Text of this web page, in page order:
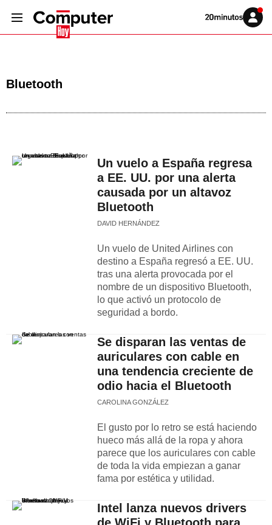
Volver
Iniciar
sesión
Bluetooth
Un vuelo a España regresa
a EE. UU. por una alerta
causada por un altavoz
Bluetooth
DAVID HERNÁNDEZ
Un vuelo de United Airlines con
destino a España regresó a EE. UU.
tras una alerta provocada por el
nombre de un dispositivo Bluetooth,
lo que activó un protocolo de
seguridad a bordo.
Se disparan las ventas de
auriculares con cable en
una tendencia creciente de
odio hacia el Bluetooth
CAROLINA GONZÁLEZ
El gusto por lo retro se está haciendo
hueco más allá de la ropa y ahora
parece que los auriculares con cable
de toda la vida empiezan a ganar
fama por estética y utilidad.
Intel lanza nuevos drivers